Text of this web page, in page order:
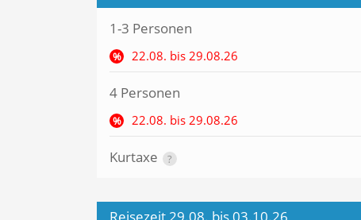
1-3 Personen
% 22.08. bis 29.08.26
4 Personen
% 22.08. bis 29.08.26
Kurtaxe ?
Reisezeit 29.08. bis 03.10.26